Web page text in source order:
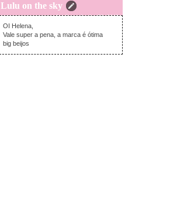
Lulu on the sky
domingo, junho 23, 2019
OI Helena,
Vale super a pena, a marca é ótima
big beijos